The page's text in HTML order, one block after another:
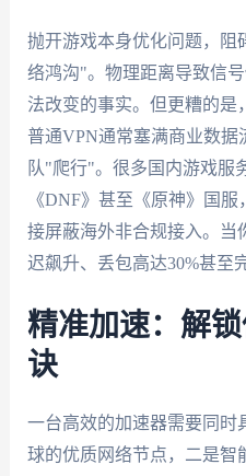
抛开游戏本身优化问题，阻
络鸿沟"。物理距离导致信
法改变的事实。但更糟的是
普通VPN通常塞满商业数据
队"爬行"。很多国内游戏服
《DNF》甚至《原神》国
接屏蔽海外非合规接入。当
迟飙升、丢包高达30%甚至
精准加速：解
诀
一台高效的加速器需要同时
球的优质网络节点，二是智